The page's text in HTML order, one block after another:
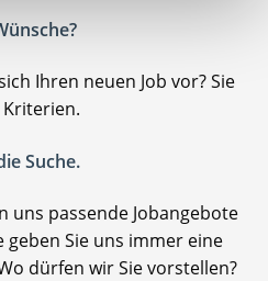
Ihren neuen Job vor? Sie
Suche.
uns passende Jobangebote
geben Sie uns immer eine
dürfen wir Sie vorstellen?